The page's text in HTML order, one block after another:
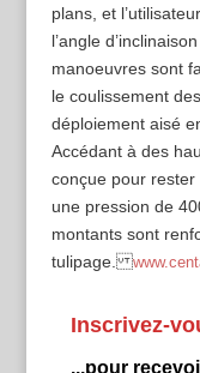
plans, et
l’angle
manoeuvres sont
le coulissement
déploiement aisé
Accédant à des
conçue pour
une pression de
montants sont
tulipage.
Inscrivez-
...pour